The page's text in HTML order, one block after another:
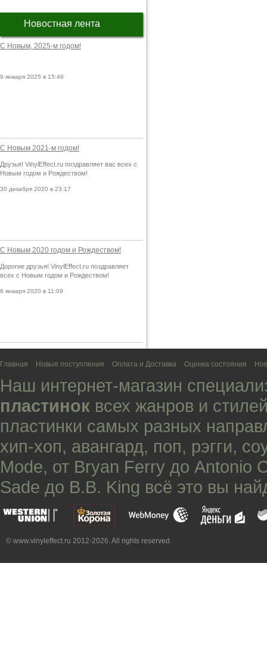
Новостная лента
С Новым, 2025-м годом!
9 января 2025 в 15:46
С Новым 2021-м годом!
Друзья! VinylEffect.ru поздравляет вас всех с
Новым годом и Рождеством!
30 декабря 2020 в 23:17
С Новым 2020 годом и Рождеством!
Дорогие друзья! VinylEffect.ru поздравляет
всех с Новым годом и Рождеством!
6 января 2020 в 11:09
Главная Новые поступления Оплата и Доставка Оценка состояния
Наш интернет-магазин
пластинок всех жанров и
пластинки самых разных
хип-хоп, авангард, поп, рэгги,
Mode, от Bryan Ferry до Antonio
Sade до B.B. King всё это вы
© www.vinyleffect.ru 2012-2026. All rights reserved.